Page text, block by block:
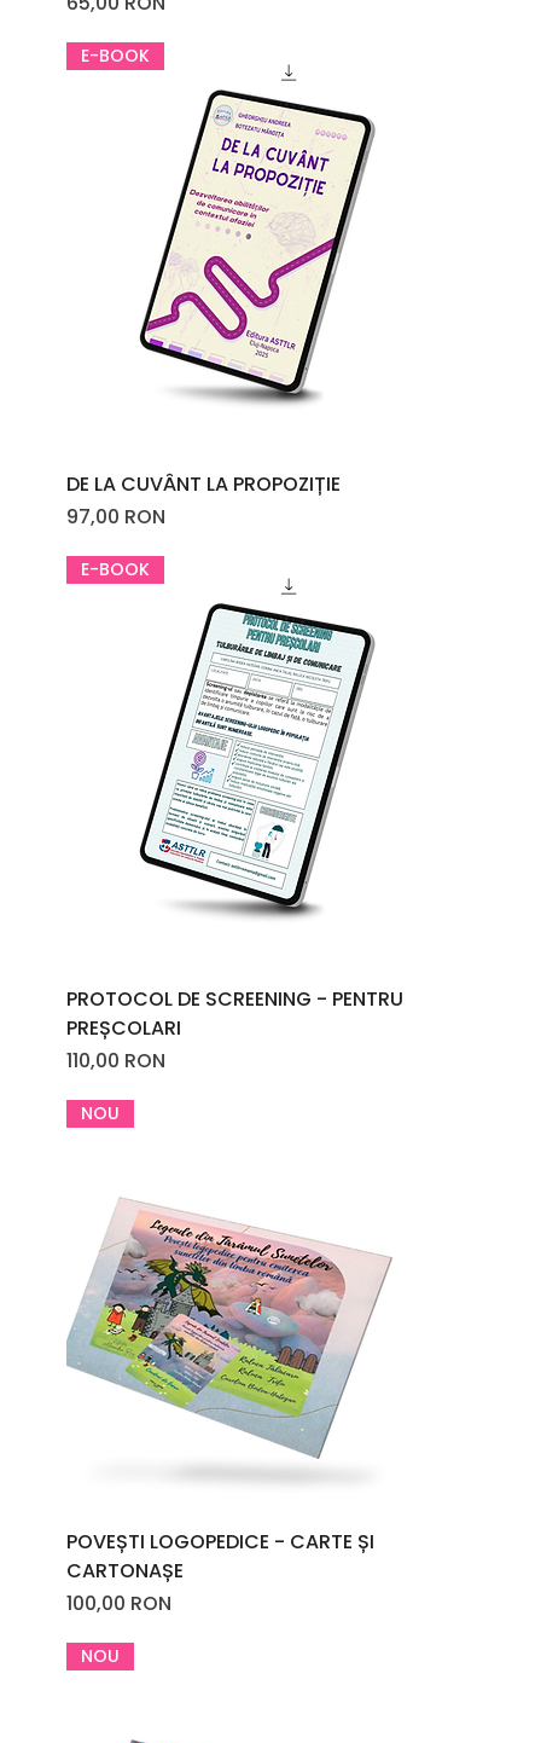
E-BOOK
DE LA CUVÂNT LA PROPOZIȚIE
Price
97,00 RON
E-BOOK
PROTOCOL DE SCREENING - PENTRU
PREȘCOLARI
Price
110,00 RON
NOU
POVEȘTI LOGOPEDICE - CARTE ȘI
CARTONAȘE
Price
100,00 RON
NOU